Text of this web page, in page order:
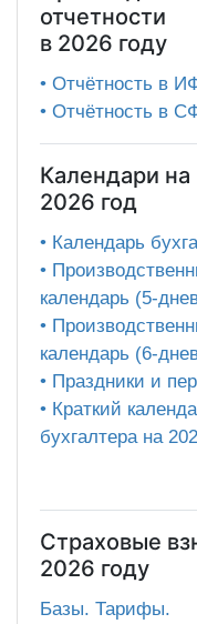
отчетности
в 2026 году
• Отчётность в
• Отчётность в
Календари на
2026 год
• Календарь
•
календарь (5-
•
календарь (6-
• Праздники и
• Краткий
бухгалтера на
Страховые
2026 году
Базы. Тарифы.